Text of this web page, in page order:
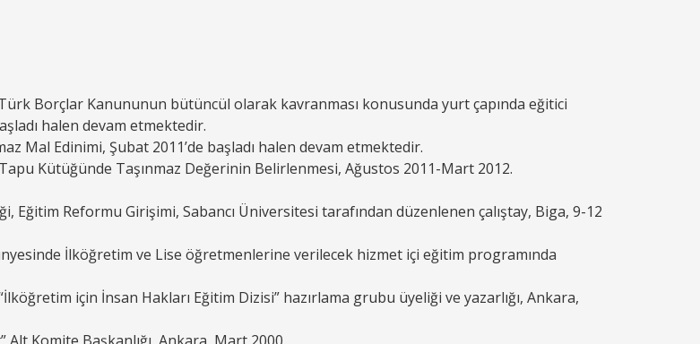
Türk Borçlar Kanununun bütüncül olarak kavranması konusunda yurt çapında eğitici
halen devam etmektedir.
Mal Edinimi, Şubat 2011’de başladı halen devam etmektedir.
Kütüğünde Taşınmaz Değerinin Belirlenmesi, Ağustos 2011-Mart 2012.
Eğitim Reformu Girişimi, Sabancı Üniversitesi tarafından düzenlenen çalıştay, Biga, 9-12
İlköğretim ve Lise öğretmenlerine verilecek hizmet içi eğitim programında
için İnsan Hakları Eğitim Dizisi” hazırlama grubu üyeliği ve yazarlığı, Ankara,